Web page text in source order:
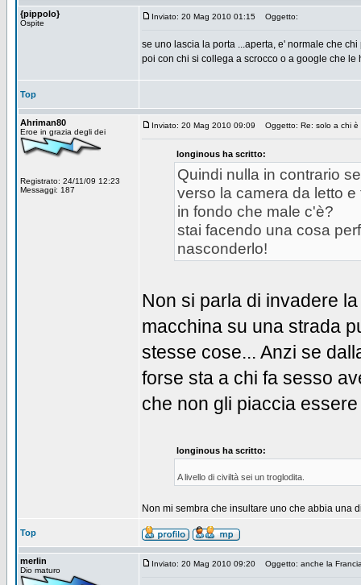
{pippolo}
Ospite
Inviato: 20 Mag 2010 01:15 Oggetto:
se uno lascia la porta ...aperta, e' normale che
poi con chi si collega a scrocco o a google che le
Top
Ahriman80
Eroe in grazia degli dei
Registrato: 24/11/09 12:23
Messaggi: 187
Inviato: 20 Mag 2010 09:09 Oggetto: Re: solo a chi è
longinous ha scritto:
Quindi nulla in contrario
verso la camera da letto
in fondo che male c'è?
stai facendo una cosa
nasconderlo!
Non si parla di invadere
macchina su una strada
stesse cose... Anzi se
forse sta a chi fa sesso
che non gli piaccia
longinous ha scritto:
A livello di civiltà sei un troglodita.
Non mi sembra che insultare uno che abbia una
Top
merlin
Dio maturo
Inviato: 20 Mag 2010 09:20 Oggetto: anche la